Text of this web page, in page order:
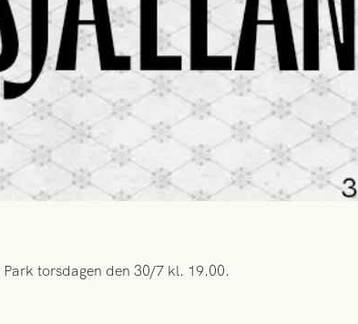
torsdagen den 30/7 kl. 19.00.